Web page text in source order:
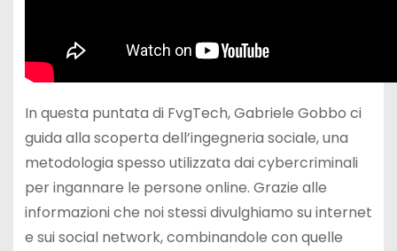
In questa puntata di FvgTech, Gabriele Gobbo ci
guida alla scoperta dell’ingegneria sociale, una
metodologia spesso utilizzata dai cybercriminali
per ingannare le persone online. Grazie alle
informazioni che noi stessi divulghiamo su internet
e sui social network, combinandole con quelle